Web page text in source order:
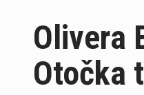
Olivera
Otočka